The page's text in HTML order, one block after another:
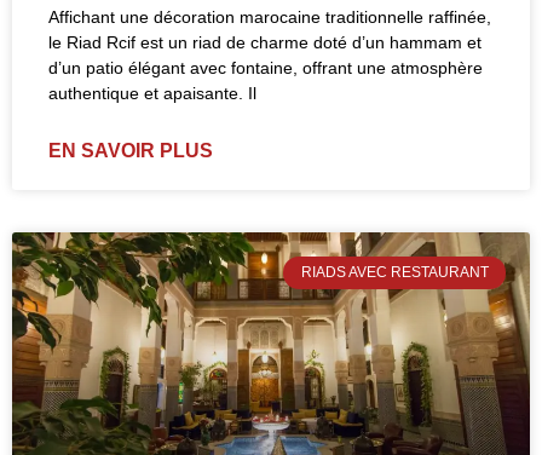
Affichant une décoration marocaine traditionnelle raffinée,
le Riad Rcif est un riad de charme doté d’un hammam et
d’un patio élégant avec fontaine, offrant une atmosphère
authentique et apaisante. Il
EN SAVOIR PLUS
RIADS AVEC RESTAURANT